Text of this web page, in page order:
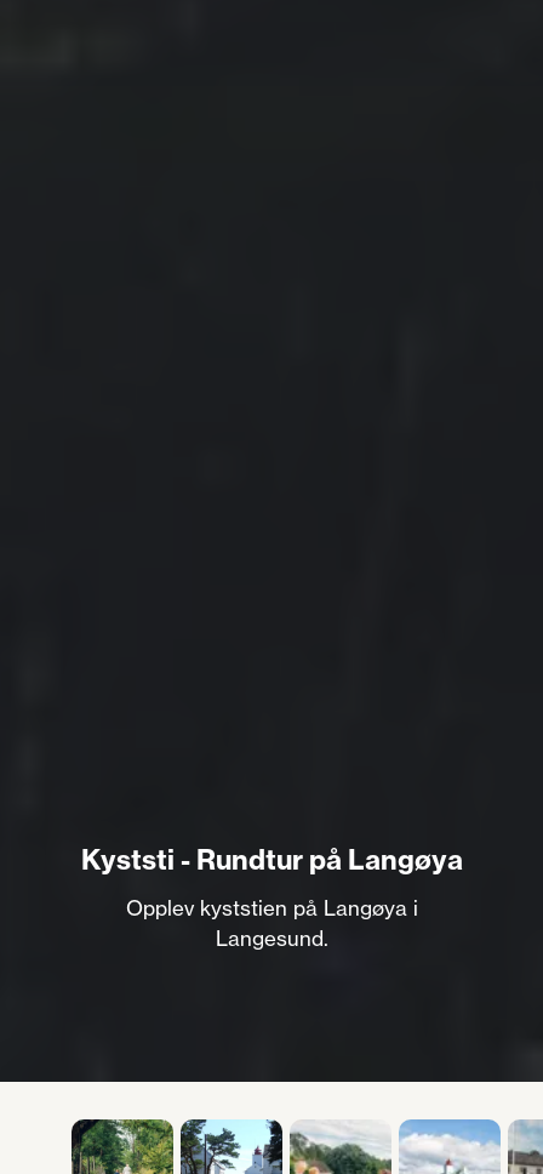
Kyststi - Rundtur på Langøya
Opplev kyststien på Langøya i
Langesund.